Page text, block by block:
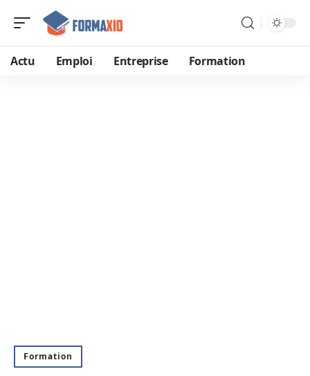
Actu Emploi Entreprise Formation
Formation